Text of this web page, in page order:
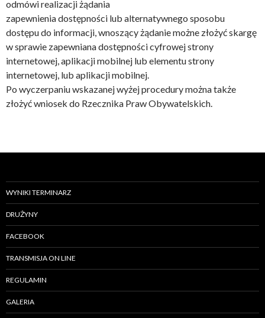
odmówi realizacji żądania
zapewnienia dostępności lub alternatywnego sposobu
dostępu do informacji, wnoszący żądanie możne złożyć skargę
w sprawie zapewniana dostępności cyfrowej strony
internetowej, aplikacji mobilnej lub elementu strony
internetowej, lub aplikacji mobilnej.
Po wyczerpaniu wskazanej wyżej procedury można także
złożyć wniosek do Rzecznika Praw Obywatelskich.
WYNIKI TERMINARZ
DRUŻYNY
FACEBOOK
TRANSMISJA ON LINE
REGULAMIN
GALERIA